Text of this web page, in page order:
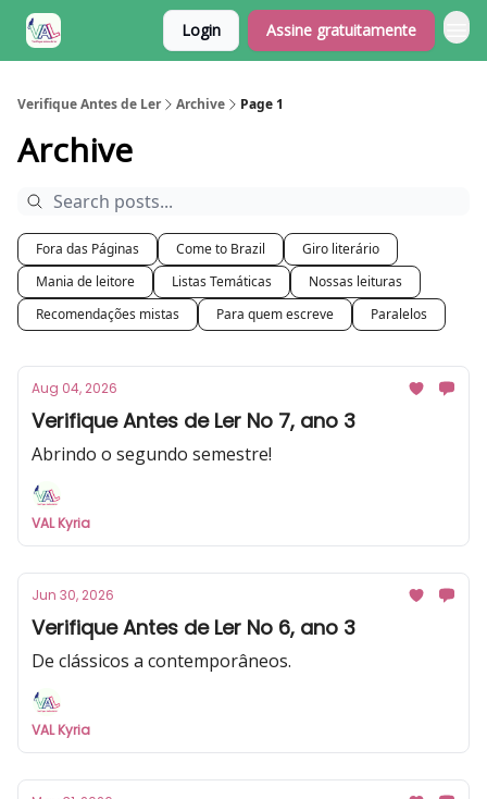
Login Assine gratuitamente
Verifique Antes de Ler Archive Page 1
Archive
Fora das Páginas Come to Brazil
Giro literário
Mania de leitore
Listas Temáticas
Nossas leituras
Recomendações mistas
Para quem escreve Paralelos
Aug 04, 2026
Verifique Antes de Ler No 7, ano 3
Abrindo o segundo semestre!
VAL Kyria
Jun 30, 2026
Verifique Antes de Ler No 6, ano 3
De clássicos a contemporâneos.
VAL Kyria